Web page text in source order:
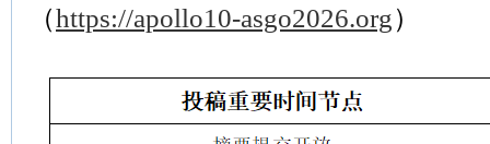
（https://apollo10-asgo2026.org）